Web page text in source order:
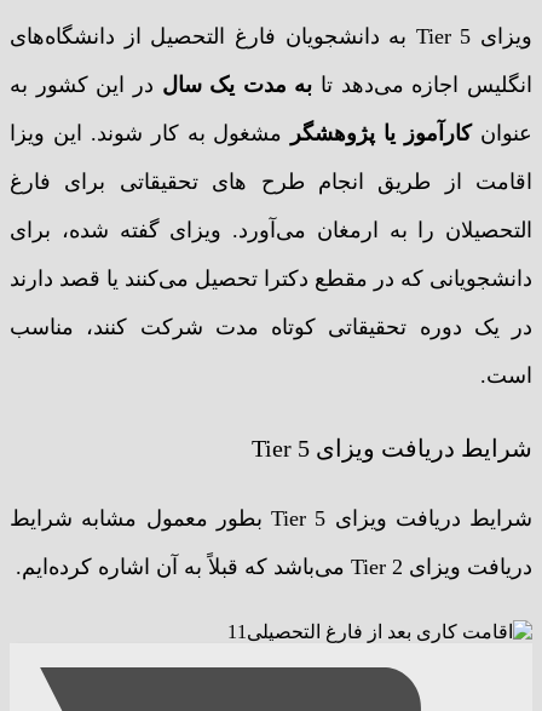
ویزای Tier 5 به دانشجویان فارغ التحصیل از دانشگاه‌های
انگلیس اجازه می‌دهد تا به مدت یک سال در این کشور به
عنوانکارآموز یا پژوهشگر
مشغول به کار شوند. این ویزا
اقامت از طریق انجام طرح های تحقیقاتی برای فارغ
التحصیلان را به ارمغان می‌آورد. ویزای گفته شده، برای
دانشجویانی که در مقطع دکترا تحصیل می‌کنند یا قصد دارند
در یک دوره تحقیقاتی کوتاه مدت شرکت کنند، مناسب
است.
شرایط دریافت ویزای Tier 5
شرایط دریافت ویزای Tier 5 بطور معمول مشابه شرایط
دریافت ویزای Tier 2 می‌باشد که قبلاً به آن اشاره کرده‌ایم.